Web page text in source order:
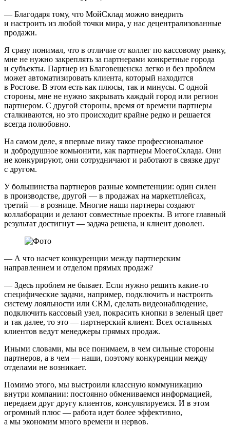
— Благодаря тому, что МойСклад можно внедрить
и настроить из любой точки мира, у нас децентрализованные
продажи.
Я сразу понимал, что в отличие от коллег по кассовому рынку,
мне не нужно закреплять за партнерами конкретные города
и субъекты. Партнер из Благовещенска легко и без проблем
может автоматизировать клиента, который находится
в Ростове. В этом есть как плюсы, так и минусы. С одной
стороны, мне не нужно закрывать каждый город или регион
партнером. С другой стороны, время от времени партнеры
сталкиваются, но это происходит крайне редко и решается
всегда полюбовно.
На самом деле, я впервые вижу такое профессиональное
и добродушное комьюнити, как партнеры МоегоСклада. Они
не конкурируют, они сотрудничают и работают в связке друг
с другом.
У большинства партнеров разные компетенции: один силен
в производстве, другой — в продажах на маркетплейсах,
третий — в рознице. Многие наши партнеры создают
коллаборации и делают совместные проекты. В итоге главный
результат достигнут — задача решена, и клиент доволен.
— А что насчет конкуренции между партнерским
направлением и отделом прямых продаж?
— Здесь проблем не бывает. Если нужно решить какие-то
специфические задачи, например, подключить и настроить
систему лояльности или CRM, сделать видеонаблюдение,
подключить кассовый узел, покрасить кнопки в зеленый цвет
и так далее, то это — партнерский клиент. Всех остальных
клиентов ведут менеджеры прямых продаж.
Иными словами, мы все понимаем, в чем сильные стороны
партнеров, а в чем — наши, поэтому конкуренции между
отделами не возникает.
Помимо этого, мы выстроили классную коммуникацию
внутри компании: постоянно обмениваемся информацией,
передаем друг другу клиентов, консультируемся. И в этом
огромный плюс — работа идет более эффективно,
а мы экономим много времени и нервов.